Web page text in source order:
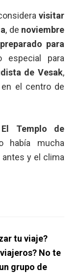
visitar
, de noviembre
para
especial para
de Vesak,
el centro de
El Templo de
había mucha
y el clima
tu viaje?
No te
grupo de